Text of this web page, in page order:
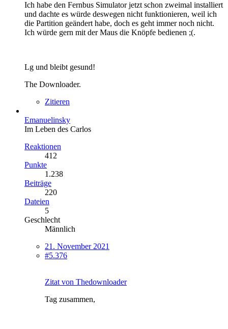
Ich habe den Fernbus Simulator jetzt schon zweimal installiert
und dachte es würde deswegen nicht funktionieren, weil ich
die Partition geändert habe, doch es geht immer noch nicht.
Ich würde gern mit der Maus die Knöpfe bedienen ;(.
Lg und bleibt gesund!
The Downloader.
Zitieren
Emanuelinsky
Im Leben des Carlos
Reaktionen
412
Punkte
1.238
Beiträge
220
Dateien
5
Geschlecht
Männlich
21. November 2021
#5.376
Zitat von Thedownloader
Tag zusammen,